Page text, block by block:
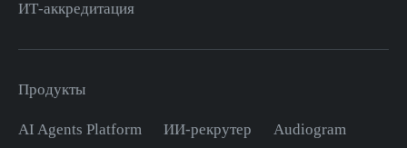
ИТ-аккредитация
Продукты
AI Agents Platform ИИ-рекрутер
Audiogram